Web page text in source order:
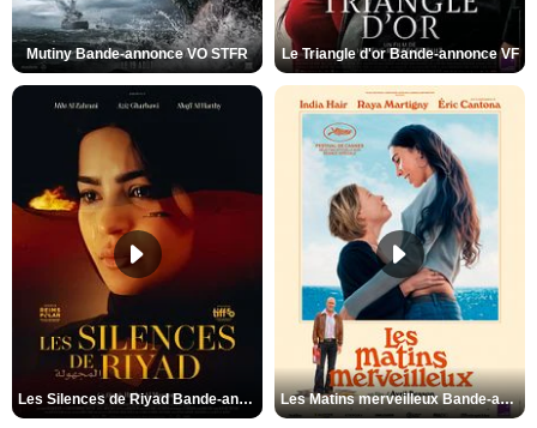
Mutiny Bande-annonce VO STFR Le Triangle d'or Bande-annonce VF
Les Silences de Riyad Bande-annonce VO STFR Les Matins merveilleux Bande-annonce VF